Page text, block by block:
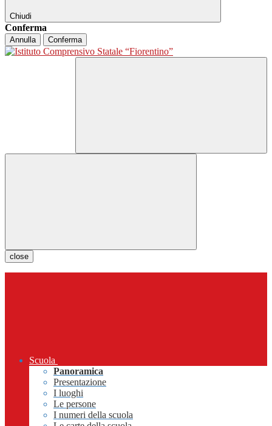
Chiudi
Conferma
Annulla Conferma
close
Scuola
Panoramica
Presentazione
I luoghi
Le persone
I numeri della scuola